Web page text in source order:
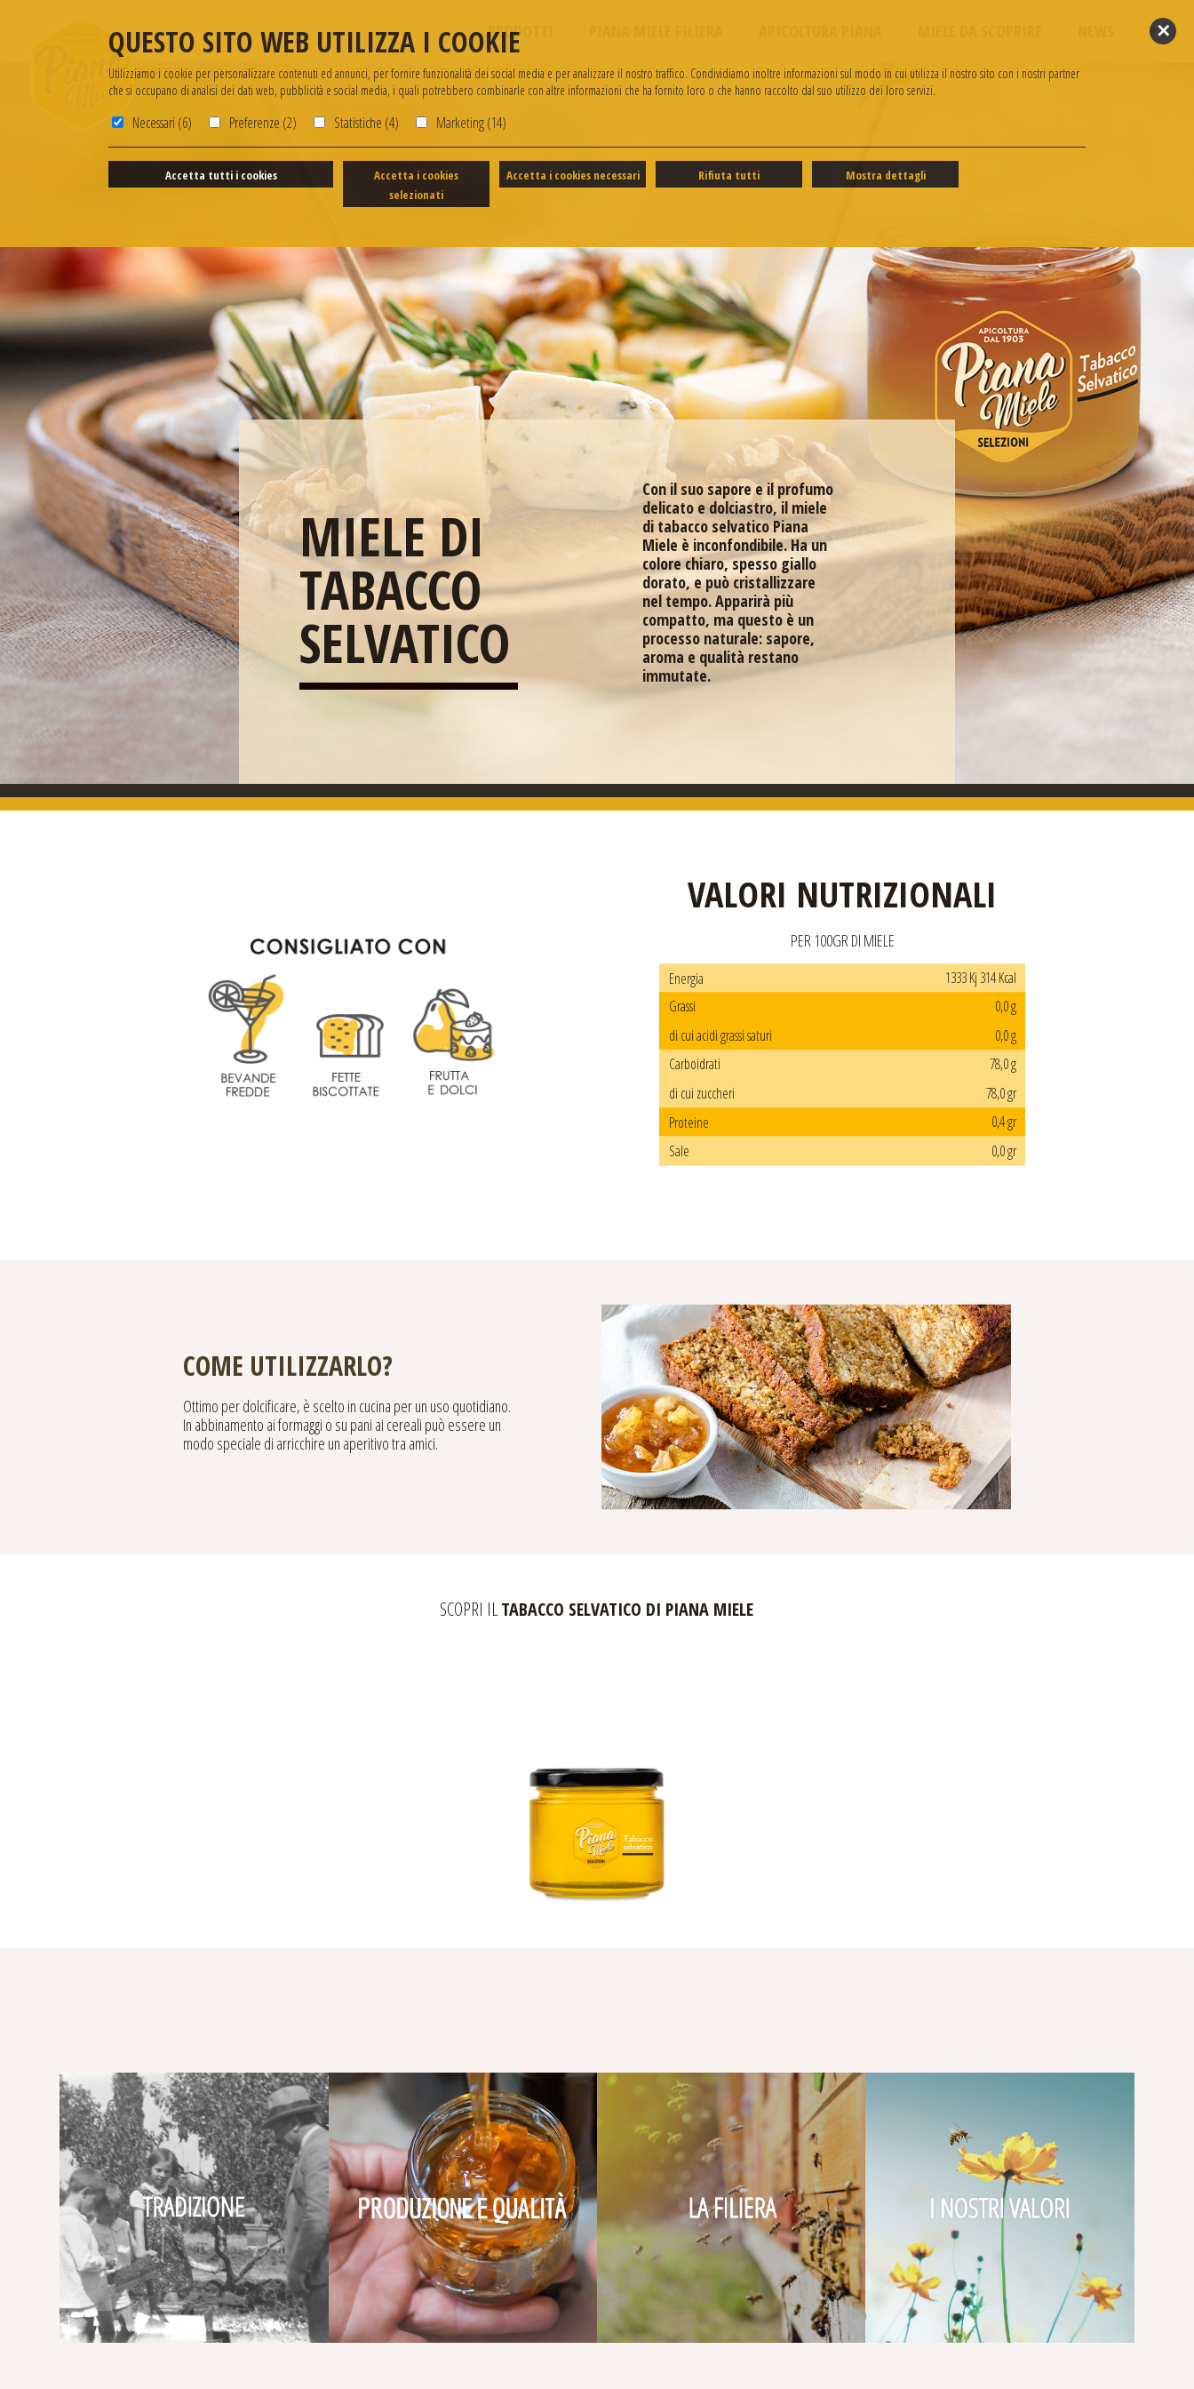
✕
QUESTO SITO WEB UTILIZZA I COOKIE
Utilizziamo i cookie per personalizzare contenuti ed annunci, per fornire funzionalità dei social media e per analizzare il nostro traffico. Condividiamo inoltre informazioni sul modo in cui utilizza il nostro sito con i nostri partner
che si occupano di analisi dei dati web, pubblicità e social media, i quali potrebbero combinarle con altre informazioni che ha fornito loro o che hanno raccolto dal suo utilizzo dei loro servizi.
Necessari (6) Preferenze (2) Statistiche (4) Marketing (14)
Accetta tutti i cookies
Accetta i cookies
selezionati
Accetta i cookies necessari Rifiuta tutti Mostra dettagli
PRODOTTI
MIELE DI
TABACCO
SELVATICO
Con il suo sapore e il profumo
delicato e dolciastro, il miele
di tabacco selvatico Piana
Miele è inconfondibile. Ha un
colore chiaro, spesso giallo
dorato, e può cristallizzare
nel tempo. Apparirà più
compatto, ma questo è un
processo naturale: sapore,
aroma e qualità restano
immutate.
VALORI NUTRIZIONALI
PER 100GR DI MIELE
Energia
1333 Kj 314 Kcal
Grassi
0,0 g
di cui acidi grassi saturi
0,0 g
Carboidrati
78,0 g
di cui zuccheri
78,0 gr
Proteine
0,4 gr
Sale
0,0 gr
COME UTILIZZARLO?
Ottimo per dolcificare, è scelto in cucina per un uso quotidiano.
In abbinamento ai formaggi o su pani ai cereali può essere un
modo speciale di arricchire un aperitivo tra amici.
SCOPRI ILTABACCO SELVATICO DI PIANA MIELE